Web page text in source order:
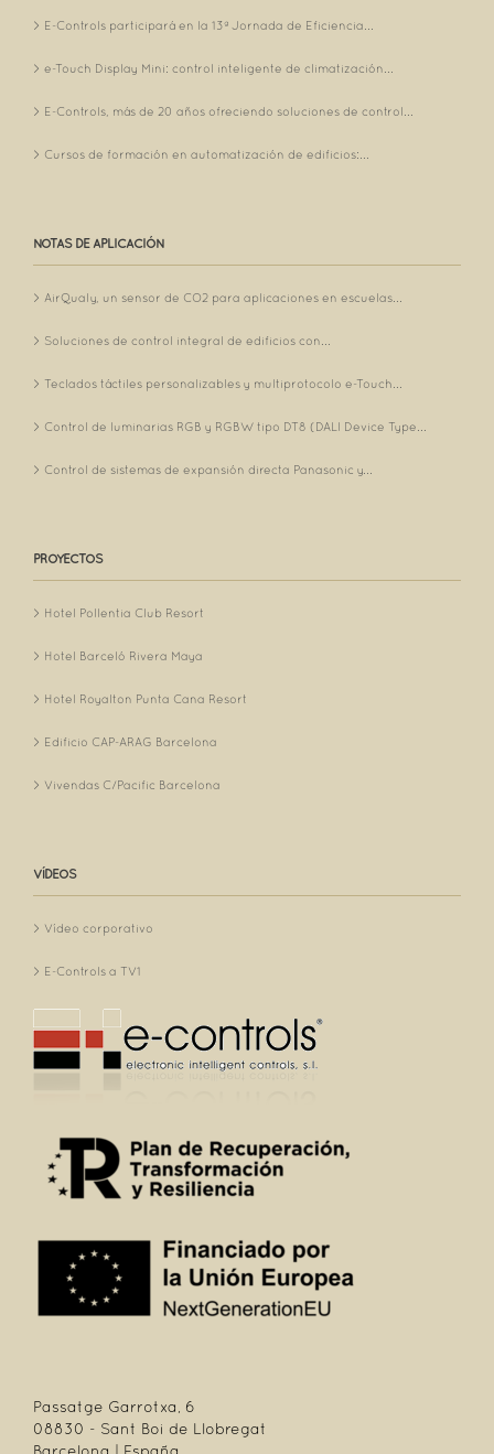
E-Controls participará en la 13ª Jornada de Eficiencia...
e-Touch Display Mini: control inteligente de climatización...
E-Controls, más de 20 años ofreciendo soluciones de control...
Cursos de formación en automatización de edificios:...
NOTAS DE APLICACIÓN
AirQualy, un sensor de CO2 para aplicaciones en escuelas...
Soluciones de control integral de edificios con...
Teclados táctiles personalizables y multiprotocolo e-Touch...
Control de luminarias RGB y RGBW tipo DT8 (DALI Device Type...
Control de sistemas de expansión directa Panasonic y...
PROYECTOS
Hotel Pollentia Club Resort
Hotel Barceló Rivera Maya
Hotel Royalton Punta Cana Resort
Edificio CAP-ARAG Barcelona
Vivendas C/Pacific Barcelona
VÍDEOS
Vídeo corporativo
E-Controls a TV1
Passatge Garrotxa, 6
08830 - Sant Boi de Llobregat